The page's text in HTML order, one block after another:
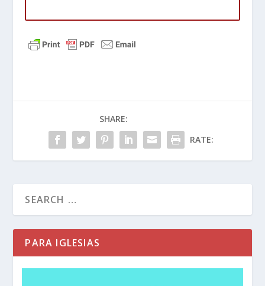
Al igual que
conocido como el “capítulo del amor” en la
¡la Biblia es el libro más destacado de Kindle y
–7 es el pasaje más destacado de la
Biblia! Esto es lo que dice:
Filipenses 4:6-7 (NTV) No se preocupen por
de Dios cuidará su corazón y su mente mientras
SHARE:
RATE:
PARA IGLESIAS